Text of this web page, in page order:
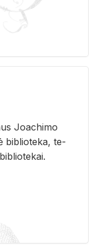
Jo­a­chi­mo
bi­b­lio­te­ka, te­